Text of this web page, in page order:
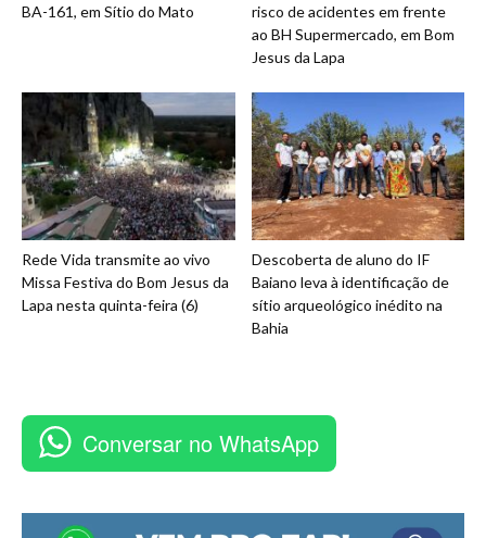
BA-161, em Sítio do Mato
risco de acidentes em frente
ao BH Supermercado, em Bom
Jesus da Lapa
Rede Vida transmite ao vivo
Missa Festiva do Bom Jesus da
Lapa nesta quinta-feira (6)
Descoberta de aluno do IF
Baiano leva à identificação de
sítio arqueológico inédito na
Bahia
Conversar no WhatsApp